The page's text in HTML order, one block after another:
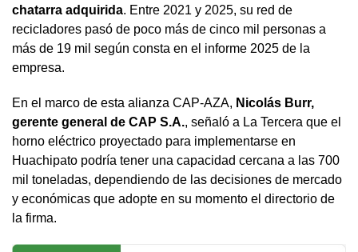
chatarra adquirida. Entre 2021 y 2025, su red de
recicladores pasó de poco más de cinco mil personas a
más de 19 mil según consta en el informe 2025 de la
empresa.
En el marco de esta alianza CAP-AZA, Nicolás Burr,
gerente general de CAP S.A., señaló a La Tercera que el
horno eléctrico proyectado para implementarse en
Huachipato podría tener una capacidad cercana a las 700
mil toneladas, dependiendo de las decisiones de mercado
y económicas que adopte en su momento el directorio de
la firma.